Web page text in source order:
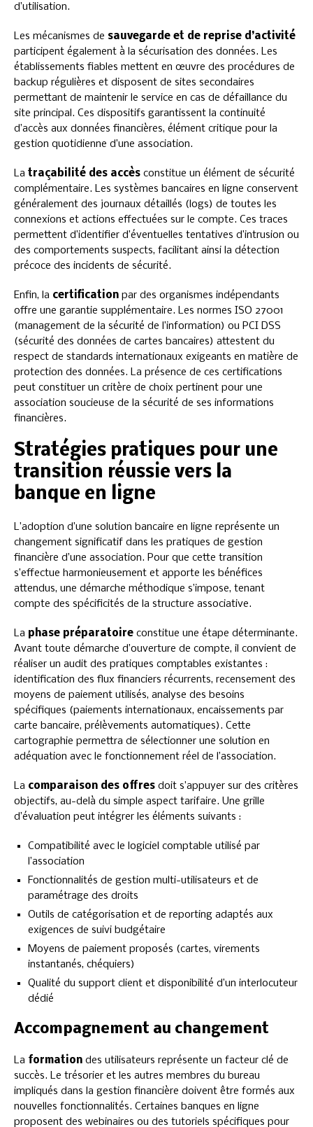
d’utilisation.
Les mécanismes de sauvegarde et de reprise d’activité
participent également à la sécurisation des données. Les
établissements fiables mettent en œuvre des procédures de
backup régulières et disposent de sites secondaires
permettant de maintenir le service en cas de défaillance du
site principal. Ces dispositifs garantissent la continuité
d’accès aux données financières, élément critique pour la
gestion quotidienne d’une association.
La traçabilité des accès constitue un élément de sécurité
complémentaire. Les systèmes bancaires en ligne conservent
généralement des journaux détaillés (logs) de toutes les
connexions et actions effectuées sur le compte. Ces traces
permettent d’identifier d’éventuelles tentatives d’intrusion ou
des comportements suspects, facilitant ainsi la détection
précoce des incidents de sécurité.
Enfin, la certification par des organismes indépendants
offre une garantie supplémentaire. Les normes ISO 27001
(management de la sécurité de l’information) ou PCI DSS
(sécurité des données de cartes bancaires) attestent du
respect de standards internationaux exigeants en matière de
protection des données. La présence de ces certifications
peut constituer un critère de choix pertinent pour une
association soucieuse de la sécurité de ses informations
financières.
Stratégies pratiques pour une
transition réussie vers la
banque en ligne
L’adoption d’une solution bancaire en ligne représente un
changement significatif dans les pratiques de gestion
financière d’une association. Pour que cette transition
s’effectue harmonieusement et apporte les bénéfices
attendus, une démarche méthodique s’impose, tenant
compte des spécificités de la structure associative.
La phase préparatoire constitue une étape déterminante.
Avant toute démarche d’ouverture de compte, il convient de
réaliser un audit des pratiques comptables existantes :
identification des flux financiers récurrents, recensement des
moyens de paiement utilisés, analyse des besoins
spécifiques (paiements internationaux, encaissements par
carte bancaire, prélèvements automatiques). Cette
cartographie permettra de sélectionner une solution en
adéquation avec le fonctionnement réel de l’association.
La comparaison des offres doit s’appuyer sur des critères
objectifs, au-delà du simple aspect tarifaire. Une grille
d’évaluation peut intégrer les éléments suivants :
Compatibilité avec le logiciel comptable utilisé par
l’association
Fonctionnalités de gestion multi-utilisateurs et de
paramétrage des droits
Outils de catégorisation et de reporting adaptés aux
exigences de suivi budgétaire
Moyens de paiement proposés (cartes, virements
instantanés, chéquiers)
Qualité du support client et disponibilité d’un interlocuteur
dédié
Accompagnement au changement
La formation des utilisateurs représente un facteur clé de
succès. Le trésorier et les autres membres du bureau
impliqués dans la gestion financière doivent être formés aux
nouvelles fonctionnalités. Certaines banques en ligne
proposent des webinaires ou des tutoriels spécifiques pour